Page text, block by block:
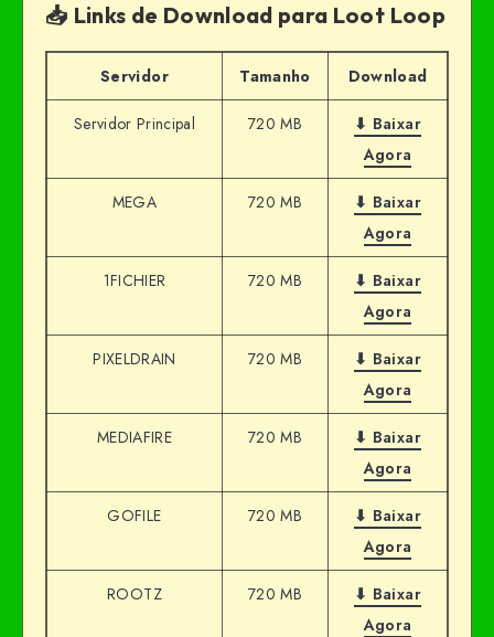
📥 Links de Download para Loot Loop
Servidor Tamanho Download
Servidor Principal 720 MB
⬇ Baixar
Agora
MEGA 720 MB
⬇ Baixar
Agora
1FICHIER 720 MB
⬇ Baixar
Agora
PIXELDRAIN 720 MB
⬇ Baixar
Agora
MEDIAFIRE 720 MB
⬇ Baixar
Agora
GOFILE 720 MB
⬇ Baixar
Agora
ROOTZ 720 MB
⬇ Baixar
Agora